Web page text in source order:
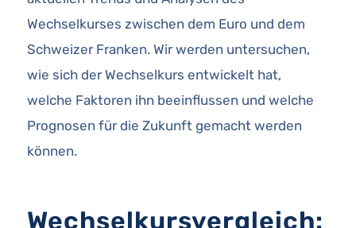
Wechselkurses zwischen dem Euro und dem
Schweizer Franken. Wir werden untersuchen,
wie sich der Wechselkurs entwickelt hat,
welche Faktoren ihn beeinflussen und welche
Prognosen für die Zukunft gemacht werden
können.
Wechselkursvergleich: